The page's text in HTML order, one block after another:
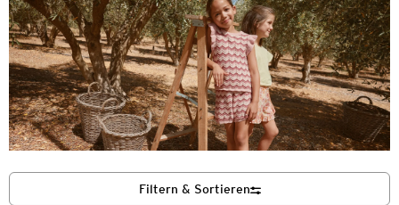
Filtern & Sortieren